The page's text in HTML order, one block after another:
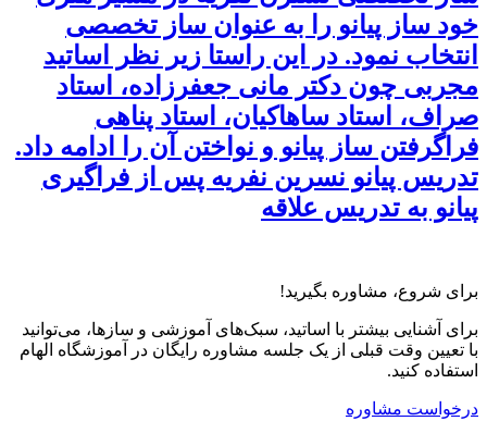
خود ساز پیانو را به عنوان ساز تخصصی
انتخاب نمود. در این راستا زیر نظر اساتید
مجربی چون دکتر مانی جعفرزاده، استاد
صراف، استاد ساهاکیان، استاد پناهی
فراگرفتن ساز پیانو و نواختن آن را ادامه داد.
تدریس پیانو نسرین نفریه پس از فراگیری
پیانو به تدریس علاقه
برای شروع، مشاوره بگیرید!
برای آشنایی بیشتر با اساتید، سبک‌های آموزشی و سازها، می‌توانید
با تعیین وقت قبلی از یک جلسه مشاوره رایگان در آموزشگاه الهام
استفاده کنید.
درخواست مشاوره